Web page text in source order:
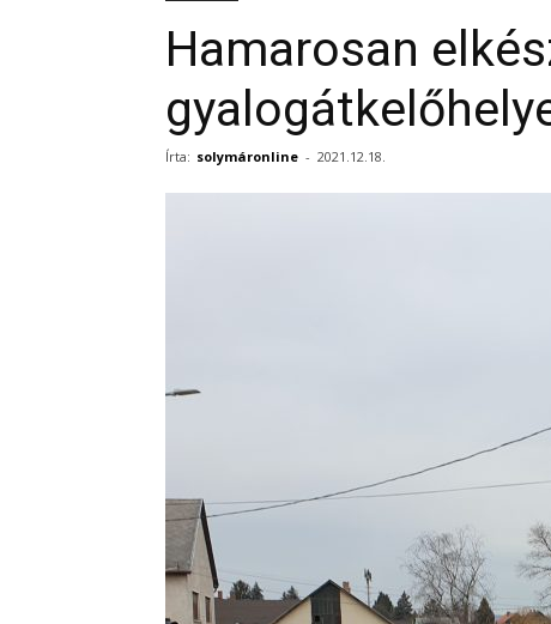
Hamarosan
Írta: solymáronline - 2021.12.18.